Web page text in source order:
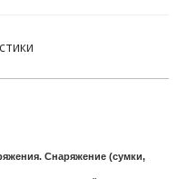
Снаряжение (сумки,